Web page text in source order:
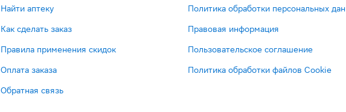
Найти аптеку
Как сделать заказ
Правила применения скидок
Оплата заказа
Обратная связь
Политика обработки персональных
Правовая информация
Пользовательское соглашение
Политика обработки файлов Cookie